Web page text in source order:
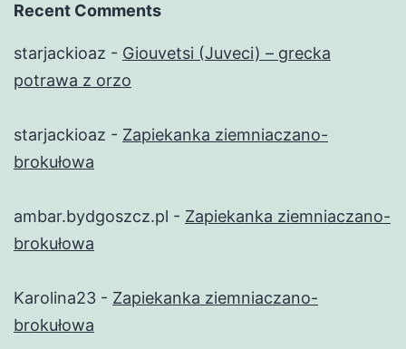
Recent Comments
starjackioaz - Giouvetsi (Juveci) – grecka
potrawa z orzo
starjackioaz - Zapiekanka ziemniaczano-
brokułowa
ambar.bydgoszcz.pl - Zapiekanka ziemniaczano-
brokułowa
Karolina23 - Zapiekanka ziemniaczano-
brokułowa